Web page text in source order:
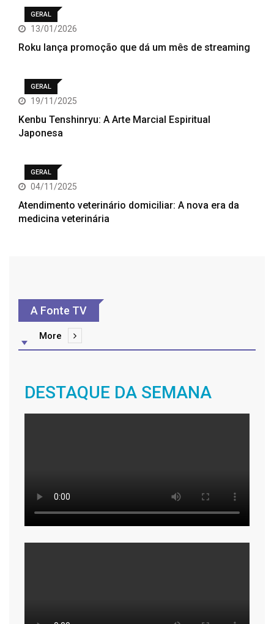
GERAL
13/01/2026
Roku lança promoção que dá um mês de streaming
GERAL
19/11/2025
Kenbu Tenshinryu: A Arte Marcial Espiritual
Japonesa
GERAL
04/11/2025
Atendimento veterinário domiciliar: A nova era da
medicina veterinária
A Fonte TV
More
DESTAQUE DA SEMANA